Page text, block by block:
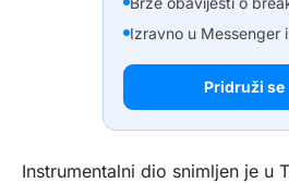
Izravno u Messenger
Pridruži se
Instrumentalni dio snimljen je u